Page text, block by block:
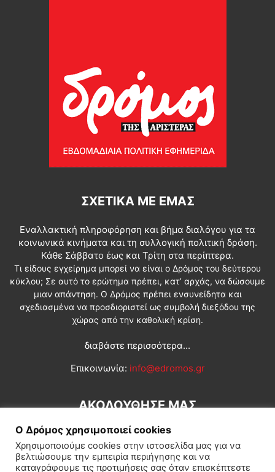
ΣΧΕΤΙΚΆ ΜΕ ΕΜΆΣ
Εναλλακτική πληροφόρηση και βήμα διαλόγου για τα
κοινωνικά κινήματα και τη συλλογική πολιτική δράση.
Κάθε Σάββατο έως και Τρίτη στα περίπτερα.
Τι είδους εγχείρημα μπορεί να είναι ο Δρόμος του δεύτερου
κύκλου; Σε αυτό το ερώτημα πρέπει, κατ’ αρχάς, να δώσουμε
μιαν απάντηση. Ο Δρόμος πρέπει ενσυνείδητα και
σχεδιασμένα να προσδιοριστεί ως συμβολή διεξόδου της
χώρας από την καθολική κρίση.
διαβάστε περισσότερα...
Επικοινωνία: info@edromos.gr
ΑΚΟΛΟΥΘΗΣΕ ΜΑΣ
Ο Δρόμος χρησιμοποιεί cookies
Χρησιμοποιούμε cookies στην ιστοσελίδα μας για να
βελτιώσουμε την εμπειρία περιήγησης και να
καταγράφουμε τις προτιμήσεις σας όταν επισκέπτεστε